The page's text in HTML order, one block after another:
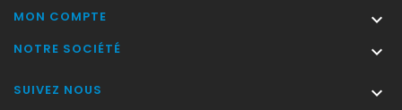
MON COMPTE 
NOTRE SOCIÉTÉ 
SUIVEZ NOUS 